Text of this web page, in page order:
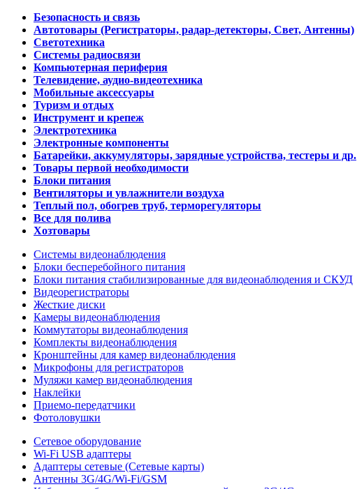
Безопасность и связь
Автотовары (Регистраторы, радар-детекторы, Свет, Антенны)
Светотехника
Системы радиосвязи
Компьютерная периферия
Телевидение, аудио-видеотехника
Мобильные аксессуары
Туризм и отдых
Инструмент и крепеж
Электротехника
Электронные компоненты
Батарейки, аккумуляторы, зарядные устройства, тестеры и др.
Товары первой необходимости
Блоки питания
Вентиляторы и увлажнители воздуха
Теплый пол, обогрев труб, терморегуляторы
Все для полива
Хозтовары
Системы видеонаблюдения
Блоки бесперебойного питания
Блоки питания стабилизированные для видеонаблюдения и СКУД
Видеорегистраторы
Жесткие диски
Камеры видеонаблюдения
Коммутаторы видеонаблюдения
Комплекты видеонаблюдения
Кронштейны для камер видеонаблюдения
Микрофоны для регистраторов
Муляжи камер видеонаблюдения
Наклейки
Приемо-передатчики
Фотоловушки
Сетевое оборудование
Wi-Fi USB адаптеры
Адаптеры сетевые (Сетевые карты)
Антенны 3G/4G/Wi-Fi/GSM